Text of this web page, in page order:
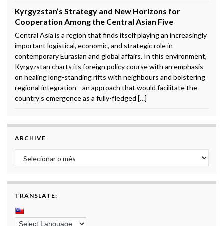
Kyrgyzstan’s Strategy and New Horizons for
Cooperation Among the Central Asian Five
Central Asia is a region that finds itself playing an increasingly
important logistical, economic, and strategic role in
contemporary Eurasian and global affairs. In this environment,
Kyrgyzstan charts its foreign policy course with an emphasis
on healing long-standing rifts with neighbours and bolstering
regional integration—an approach that would facilitate the
country’s emergence as a fully-fledged […]
ARCHIVE
Archive
TRANSLATE: